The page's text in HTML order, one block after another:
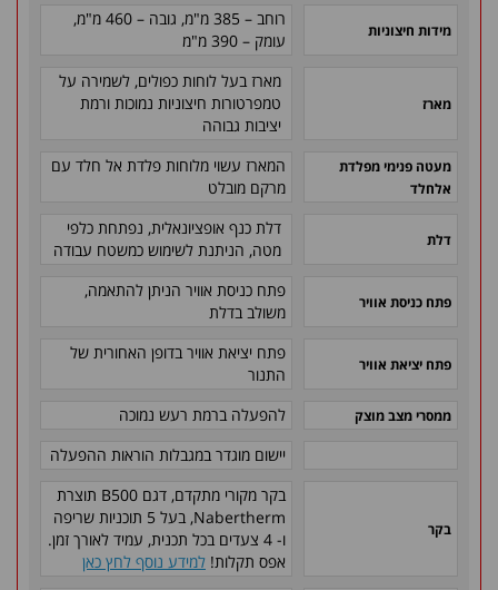
מידות חיצוניות
רוחב – 385 מ"מ, גובה – 460 מ"מ,
עומק – 390 מ"מ
מארז
מארז בעל לוחות כפולים, לשמירה על
טמפרטורות חיצוניות נמוכות ורמת
יציבות גבוהה
מעטה פנימי מפלדת
אלחלד
המארז עשוי מלוחות פלדת אל חלד עם
מרקם מובלט
דלת
דלת כנף אופציונאלית, נפתחת כלפי
מטה, הניתנת לשימוש כמשטח עבודה
פתח כניסת אוויר
פתח כניסת אוויר הניתן להתאמה,
משולב בדלת
פתח יציאת אוויר
פתח יציאת אוויר בדופן האחורית של
התנור
ממסרי מצב מוצק
להפעלה ברמת רעש נמוכה
יישום מוגדר במגבלות הוראות ההפעלה
בקר
בקר מקורי מתקדם, דגם B500 תוצרת
Nabertherm, בעל 5 תוכניות שריפה
ו- 4 צעדים בכל תכנית, עמיד לאורך זמן.
אפס תקלות! למידע נוסף לחץ כאן